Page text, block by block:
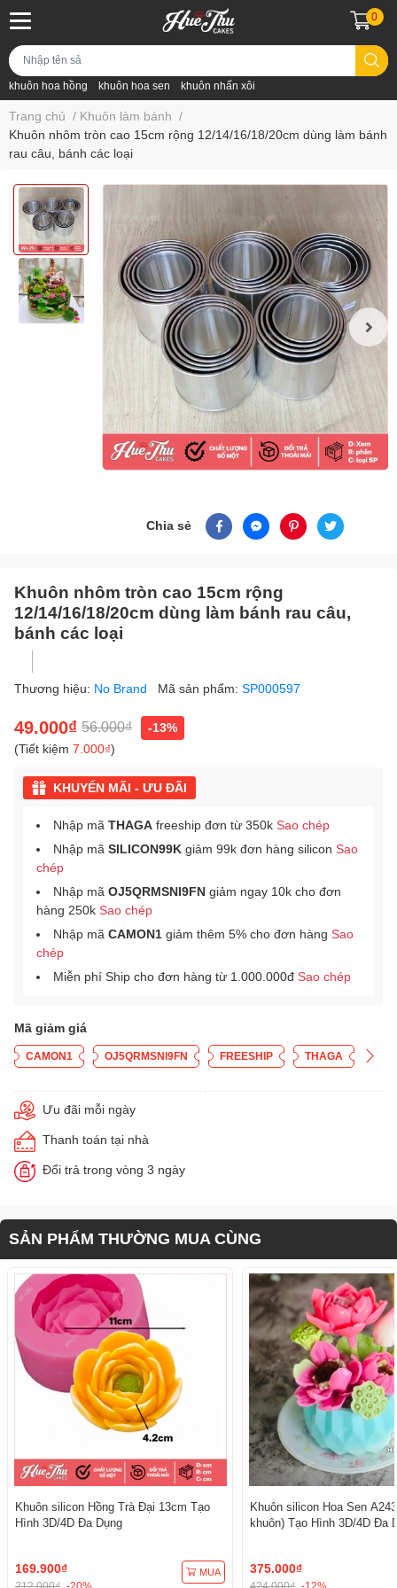
khuôn hoa hồng khuôn hoa sen khuôn nhấn xôi
0
Trang chủ / Khuôn làm bánh /
Khuôn nhôm tròn cao 15cm rộng 12/14/16/18/20cm dùng làm bánh
rau câu, bánh các loại
Chia sẻ
Khuôn nhôm tròn cao 15cm rộng
12/14/16/18/20cm dùng làm bánh rau câu,
bánh các loại
Thương hiệu: No Brand Mã sản phẩm: SP000597
49.000₫ 56.000₫
-13%
(Tiết kiệm 7.000₫)
KHUYẾN MÃI - ƯU ĐÃI
Nhập mã THAGA freeship đơn từ 350k Sao chép
Nhập mã SILICON99K giảm 99k đơn hàng silicon Sao
chép
Nhập mã OJ5QRMSNI9FN giảm ngay 10k cho đơn
hàng 250k Sao chép
Nhập mã CAMON1 giảm thêm 5% cho đơn hàng Sao
chép
Miễn phí Ship cho đơn hàng từ 1.000.000đ Sao chép
Mã giảm giá
CAMON1 OJ5QRMSNI9FN FREESHIP THAGA
Ưu đãi mỗi ngày
Thanh toán tại nhà
Đổi trả trong vòng 3 ngày
SẢN PHẨM THƯỜNG MUA CÙNG
Khuôn silicon Hồng Trà Đại 13cm Tạo
Hình 3D/4D Đa Dụng
169.900₫ MUA
Khuôn silicon Hoa Sen
khuôn) Tạo Hình 3D/4D Đa
375.000₫